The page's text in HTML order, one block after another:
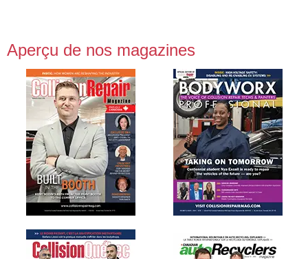
Aperçu de nos magazines